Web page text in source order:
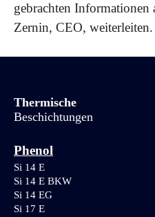
gebrachten Informationen
Zernin, CEO, weiterleiten.
Thermische
Beschichtungen
Phenol
Si 14 E
Si 14 E BKW
Si 14 EG
Si 17 E